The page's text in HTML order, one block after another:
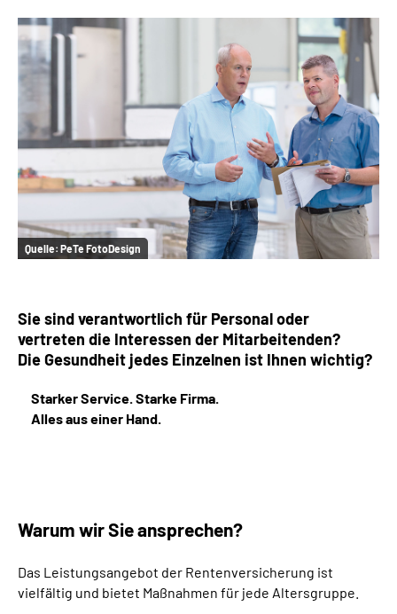
Online-Services
Inhalte in Gebärdensprache (DGS)
Leichte Sprache
Suche
Quelle: PeTe FotoDesign
Sie sind verantwortlich für Personal oder
vertreten die Interessen der Mitarbeitenden?
Die Gesundheit jedes Einzelnen ist Ihnen wichtig?
Starker Service. Starke Firma.
Alles aus einer Hand.
Warum wir Sie ansprechen?
Das Leistungsangebot der Rentenversicherung ist
vielfältig und bietet Maßnahmen für jede Altersgruppe.